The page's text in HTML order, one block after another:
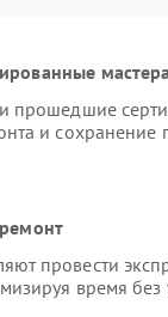
мастера
прошедшие
и сохранение
провести
время без